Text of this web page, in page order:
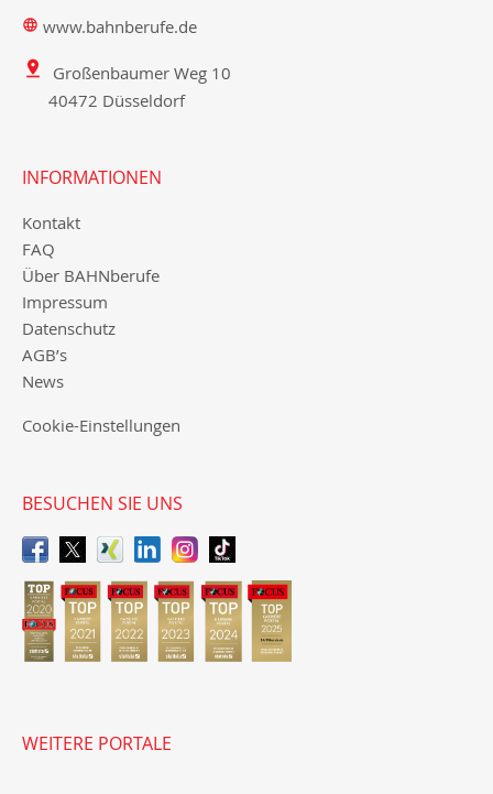
www.bahnberufe.de
Großenbaumer Weg 10
40472 Düsseldorf
INFORMATIONEN
Kontakt
FAQ
Über BAHNberufe
Impressum
Datenschutz
AGB’s
News
Cookie-Einstellungen
BESUCHEN SIE UNS
WEITERE PORTALE